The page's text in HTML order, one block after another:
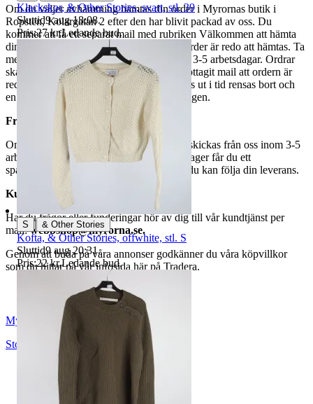
Om du väljer avhämtning hämtas din order i Myrornas butik i
Ropsten, Kolargatan 2 efter den har blivit packad av oss. Du
kommer att få ett separat mail med rubriken Välkommen att hämta
din order på Myrorna i Ropsten! när din order är redo att hämtas. Ta
med legitimation. Hanteringstiden är cirka 3-5 arbetsdagar. Ordrar
ska hämtas senast 7 dagar efter att man mottagit mail att ordern är
redo för avhämtning. Ordrar som ej hämtas ut i tid rensas bort och
en avgift på 84 kr dras av från återbetalningen.
Frakt
Om du har valt frakt kommer din vara att skickas från oss inom 3-5
arbetsdagar. När din vara har lämnat vårt lager får du ett
spårningsnummer av DSV inom kort där du kan följa din leverans.
Kundservice
Har du frågor eller funderingar hör av dig till vår kundtjänst per
mail:webbshop@myrorna.se.
Genom att buda på våra annonser godkänner du våra köpvillkor
som du hittar på vår infosida här på Tradera.
Myrorna
Stockholm
Sverige
Klackskor, & Other Stories, svart, stl. 39
Sluttid9 aug 18:08.
Pris:27 kr,Ledande bud.
S | & Other Stories
Kofta, & Other Stories, offwhite, stl. S
Sluttid9 aug 20:31.
Pris:22 kr,Ledande bud.